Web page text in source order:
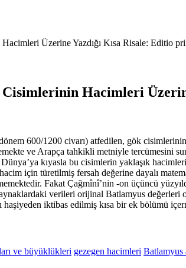
Üzerine Yazdığı Kısa Risale: Editio
Cisimlerinin Hacimleri
600/1200 civarı) atfedilen, gök
ve Arapça tahkikli metniyle
kıyasla bu cisimlerin yaklaşık
için türetilmiş fersah değerine dayalı
Fakat Çağmînî’nin -on üçüncü
verileri orijinal Batlamyus
haşiyeden iktibas edilmiş kısa bir ek bölümü
ve büyüklükleri gezegen hacimleri Batlamyus